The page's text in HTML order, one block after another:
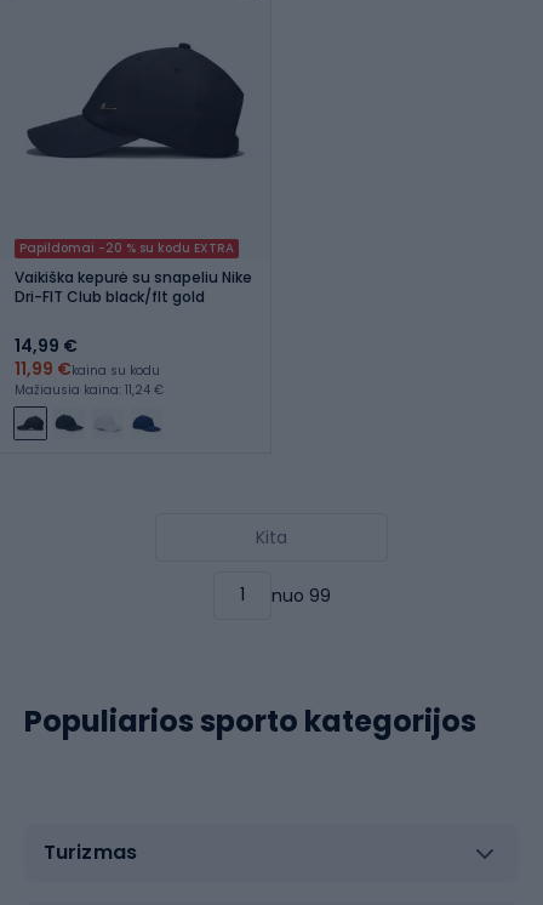
Papildomai -20 % su kodu EXTRA
Vaikiška kepurė su snapeliu Nike
Dri-FIT Club black/flt gold
14,99 €
11,99 €kaina su kodu
Mažiausia kaina: 11,24 €
Kita
nuo 99
Populiarios sporto kategorijos
Turizmas